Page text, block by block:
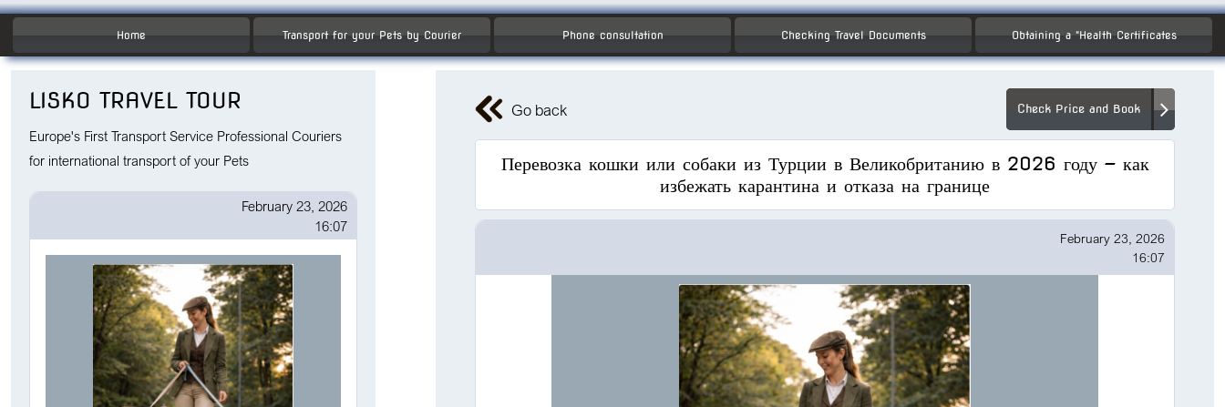
Home Transport for your Pets by Courier Phone consultation Checking Travel Documents Obtaining a "Health Certificates
LISKO TRAVEL TOUR
Europe's First Transport Service Professional Couriers
for international transport of your Pets
February 23, 2026
16:07
Go back Check Price and Book
Перевозка кошки или собаки из Турции в Великобританию в 2026 году — как
избежать карантина и отказа на границе
February 23, 2026
16:07